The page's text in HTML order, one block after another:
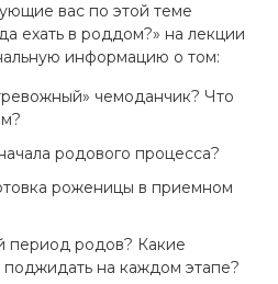
вас по этой теме
ехать в роддом?» на лекции
информацию о том:
чемоданчик? Что
родового процесса?
роженицы в приемном
период родов? Какие
на каждом этапе?